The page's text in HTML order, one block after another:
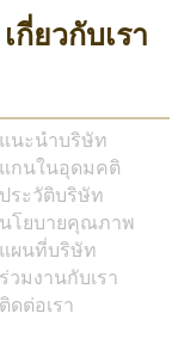
เกี่ยวกับเรา
แนะนำบริษัท
แกนในอุดมคติ
ประวัติบริษัท
นโยบายคุณภาพ
แผนที่บริษัท
ร่วมงานกับเรา
ติดต่อเรา